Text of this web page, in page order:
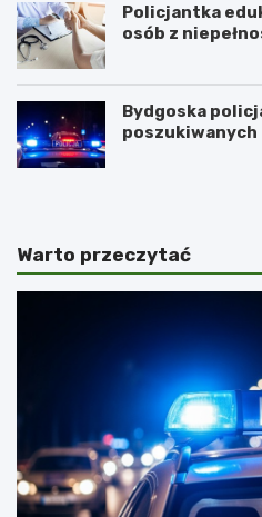
Policjantka
osób z
Bydgoska
poszukiwanych
Warto przeczytać